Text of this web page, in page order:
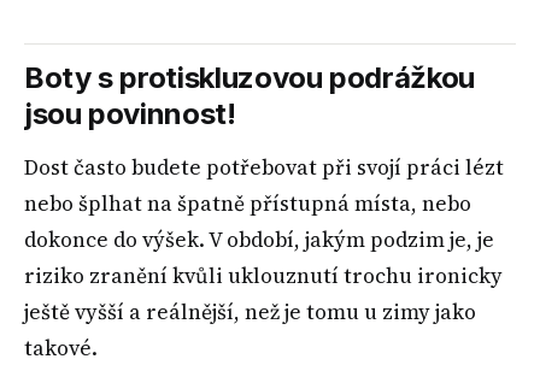
Boty s protiskluzovou podrážkou
jsou povinnost!
Dost často budete potřebovat při svojí práci lézt
nebo šplhat na špatně přístupná místa, nebo
dokonce do výšek. V období, jakým podzim je, je
riziko zranění kvůli uklouznutí trochu ironicky
ještě vyšší a reálnější, než je tomu u zimy jako
takové.